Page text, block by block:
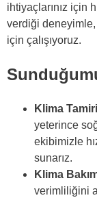
ihtiyaçlarınız için
verdiği
için çalışıyoruz.
Klima
yeterince
ekibimizle
sunarız.
Klima
verimliliğini